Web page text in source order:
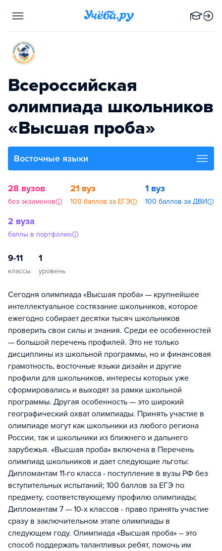
Всероссийская
олимпиада школьников
«Высшая проба»
Восточные языки
28 вузов
без экзаменов
21 вуз
100 баллов за ЕГЭ
1 вуз
100 баллов за ДВИ
2 вуза
баллы в портфолио
9-11
классы
1
уровень
Сегодня олимпиада «Высшая проба» — крупнейшее
интеллектуальное состязание школьников, которое
ежегодно собирает десятки тысяч школьников
проверить свои силы и знания. Среди ее особенностей
— большой перечень профилей. Это не только
дисциплины из школьной программы, но и финансовая
грамотность, восточные языки дизайн и другие
профили для школьников, интересы которых уже
сформировались и выходят за рамки школьной
программы. Другая особенность — это широкий
географический охват олимпиады. Принять участие в
олимпиаде могут как школьники из любого региона
России, так и школьники из ближнего и дальнего
зарубежья. «Высшая проба» включена в Перечень
олимпиад школьников и дает следующие льготы:
Дипломантам 11-го класса - поступление в вузы РФ без
вступительных испытаний; 100 баллов за ЕГЭ по
предмету, соответствующему профилю олимпиады;
Дипломантам 7 — 10-х классов - право принять участие
сразу в заключительном этапе олимпиады в
следующем году. Олимпиада «Высшая проба» – это
способ поддержать талантливых ребят, помочь им